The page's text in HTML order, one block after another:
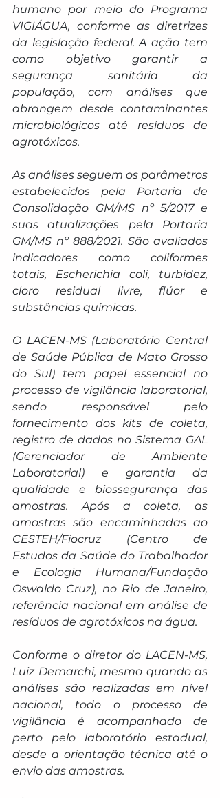
humano por meio do Programa
VIGIÁGUA, conforme as diretrizes
da legislação federal. A ação tem
como objetivo garantir a
segurança sanitária da
população, com análises que
abrangem desde contaminantes
microbiológicos até resíduos de
agrotóxicos.
As análises seguem os parâmetros
estabelecidos pela Portaria de
Consolidação GM/MS nº 5/2017 e
suas atualizações pela Portaria
GM/MS nº 888/2021. São avaliados
indicadores como coliformes
totais, Escherichia coli, turbidez,
cloro residual livre, flúor e
substâncias químicas.
O LACEN-MS (Laboratório Central
de Saúde Pública de Mato Grosso
do Sul) tem papel essencial no
processo de vigilância laboratorial,
sendo responsável pelo
fornecimento dos kits de coleta,
registro de dados no Sistema GAL
(Gerenciador de Ambiente
Laboratorial) e garantia da
qualidade e biossegurança das
amostras. Após a coleta, as
amostras são encaminhadas ao
CESTEH/Fiocruz (Centro de
Estudos da Saúde do Trabalhador
e Ecologia Humana/Fundação
Oswaldo Cruz), no Rio de Janeiro,
referência nacional em análise de
resíduos de agrotóxicos na água.
Conforme o diretor do LACEN-MS,
Luiz Demarchi, mesmo quando as
análises são realizadas em nível
nacional, todo o processo de
vigilância é acompanhado de
perto pelo laboratório estadual,
desde a orientação técnica até o
envio das amostras.